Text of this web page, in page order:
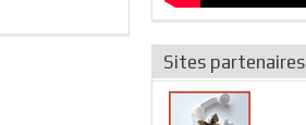
Sites partenaires